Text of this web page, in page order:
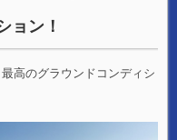
ョン！
高のグラウンドコンディシ